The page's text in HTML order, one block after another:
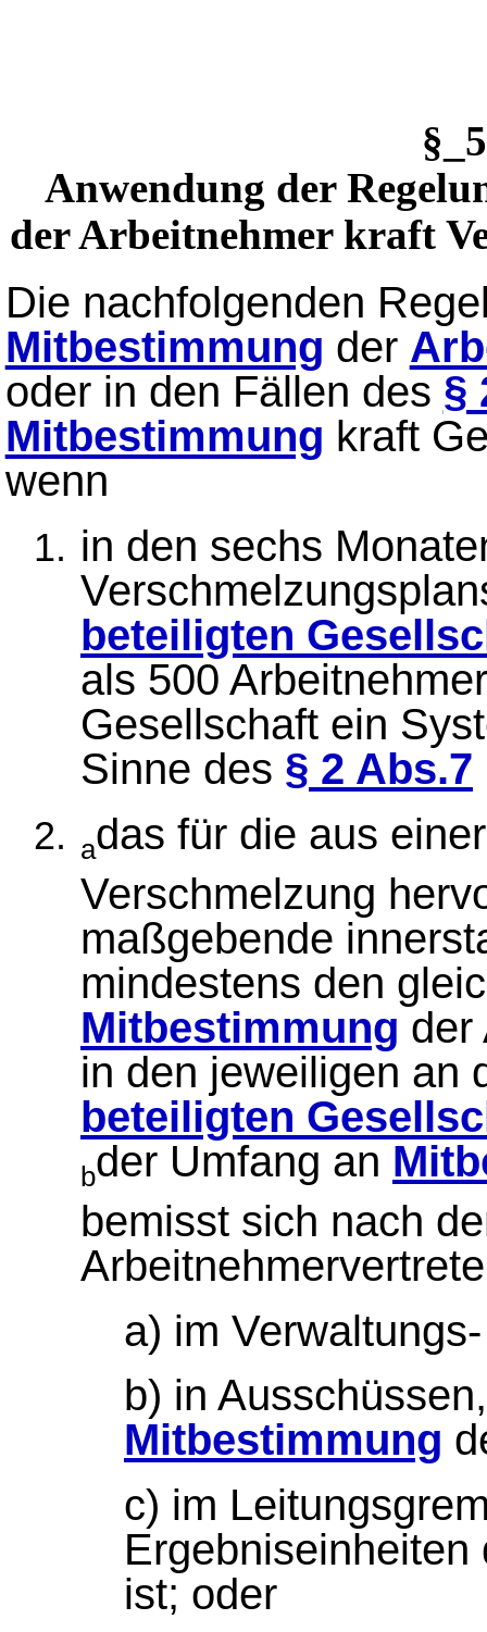
Anwendung der
der Arbeitnehmer kraft
Die nachfolgenden
Mitbestimmung der
oder in den Fällen des §
Mitbestimmung kraft
wenn
in den sechs
beteiligten
als 500
Gesellschaft ein
Sinne des § 2 Abs.7
adas für die aus
Verschmelzung
maßgebende
mindestens den
Mitbestimmung der
in den jeweiligen an
beteiligten
bder Umfang an
bemisst sich nach
a) im
b) in
Mitbestimmung
c) im
ist; oder